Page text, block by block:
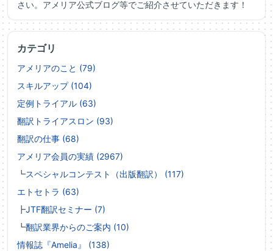
さい。アメリア公式ブログ等でご紹介させていただきます！
カテゴリ
アメリアのこと (79)
スキルアップ (104)
定例トライアル (63)
翻訳トライアスロン (93)
翻訳の仕事 (68)
アメリア会員の実績 (2967)
┗スペシャルコンテスト（出版翻訳） (117)
エトセトラ (63)
┣JTF翻訳セミナー (7)
┗翻訳業界からのご案内 (10)
情報誌『Amelia』 (138)